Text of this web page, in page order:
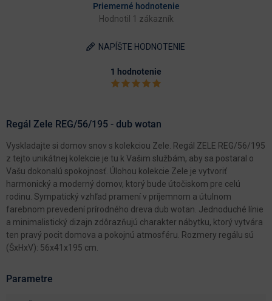
Priemerné hodnotenie
Hodnotil 1 zákazník
NAPÍŠTE HODNOTENIE
1 hodnotenie
Regál Zele REG/56/195 - dub wotan
Vyskladajte si domov snov s kolekciou Zele. Regál ZELE REG/56/195
z tejto unikátnej kolekcie je tu k Vašim službám, aby sa postaral o
Vašu dokonalú spokojnosť. Úlohou kolekcie Zele je vytvoriť
harmonický a moderný domov, ktorý bude útočiskom pre celú
rodinu. Sympatický vzhľad pramení v príjemnom a útulnom
farebnom prevedení prírodného dreva dub wotan. Jednoduché línie
a minimalistický dizajn zdôrazňujú charakter nábytku, ktorý vytvára
ten pravý pocit domova a pokojnú atmosféru. Rozmery regálu sú
(ŠxHxV): 56x41x195 cm.
Parametre